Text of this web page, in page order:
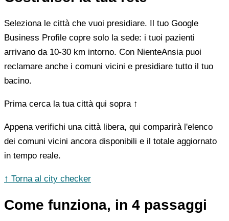
Seleziona le città che vuoi presidiare. Il tuo Google
Business Profile copre solo la sede: i tuoi pazienti
arrivano da 10-30 km intorno. Con NienteAnsia puoi
reclamare anche i comuni vicini e presidiare tutto il tuo
bacino.
Prima cerca la tua città qui sopra ↑
Appena verifichi una città libera, qui comparirà l'elenco
dei comuni vicini ancora disponibili e il totale aggiornato
in tempo reale.
↑ Torna al city checker
Come funziona, in 4 passaggi